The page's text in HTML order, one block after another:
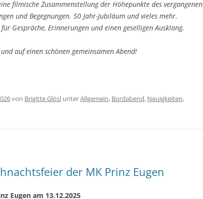
filmische Zusammenstellung der Höhepunkte des vergangenen
und Begegnungen. 50 Jahr-Jubiläum und vieles mehr.
Gespräche, Erinnerungen und einen geselligen Ausklang.
auf einen schönen gemeinsamen Abend!
von Brigitte Glösl unterAllgemein, Bordabend, Neuigkeiten,
der MK Prinz Eugen
Eugen am 13.12.2025